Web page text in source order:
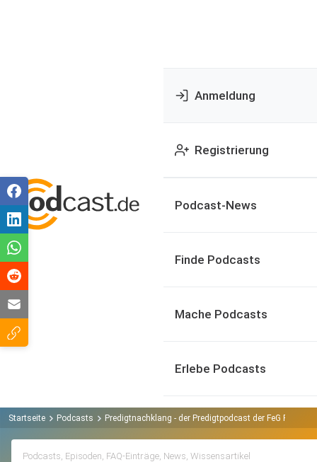
Anmeldung
Registrierung
Podcast-News
Finde Podcasts
Mache Podcasts
Erlebe Podcasts
Startseite Podcasts Predigtnachklang - der Predigtpodcast der FeG Rems-